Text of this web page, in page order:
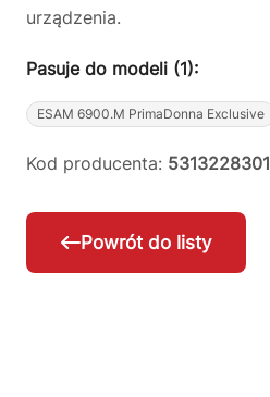
urządzenia.
Pasuje do modeli (1):
ESAM 6900.M PrimaDonna Exclusive
Kod producenta: 5313228301
Powrót do listy